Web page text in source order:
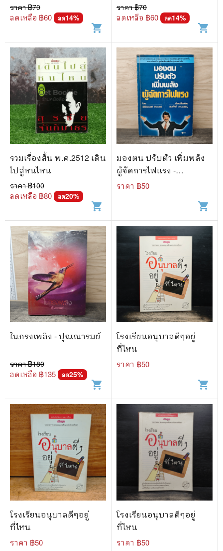
ราคา ฿70
ลดเหลือ ฿60 ลด14%
shopping_cart
ราคา ฿70
ลดเหลือ ฿60 ลด14%
shopping_cart
รวมเรื่องสั้น พ.ศ.2512 เดิน
ไปสู่หนไหน
ราคา ฿100
ลดเหลือ ฿80 ลด20%
shopping_cart
มองตน ปรับตัว เพิ่มพลัง
ผู้จัดการไฟแรง -
เอิร์นเนสต์ ดิษเซอร์, เริง
ราคา ฿50
shopping_cart
ในกรงเพลิง - ปุณณารมย์
ราคา ฿180
ลดเหลือ ฿135 ลด25%
shopping_cart
โรงเรียนอนุบาลดีๆอยู่
ที่ไหน
ราคา ฿50
shopping_cart
โรงเรียนอนุบาลดีๆอยู่
ที่ไหน
ราคา ฿50
โรงเรียนอนุบาลดีๆอยู่
ที่ไหน
ราคา ฿50